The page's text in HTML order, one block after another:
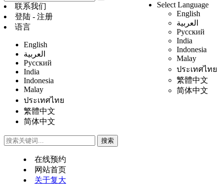
Select Language
English
العربية
Русский
India
Indonesia
Malay
ประเทศไทย
繁體中文
简体中文
联系我们
登陆 - 注册
语言
English
العربية
Русский
India
Indonesia
Malay
ประเทศไทย
繁體中文
简体中文
在线预约
网站首页
关于复大